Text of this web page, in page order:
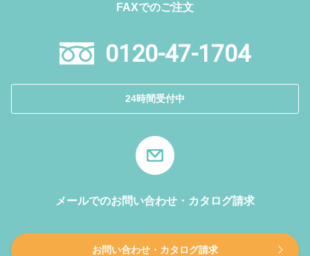
FAXでのご注文
0120-47-1704
24時間受付中
メールでのお問い合わせ・カタログ請求
お問い合わせ・カタログ請求